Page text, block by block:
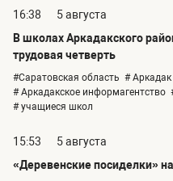
16:38
5 августа
В школах Аркадакского
трудовая четверть
#Саратовская область # Аркадак
# Аркадакское информагентство
# учащиеся школ
15:53
5 августа
«Деревенские посиделки»